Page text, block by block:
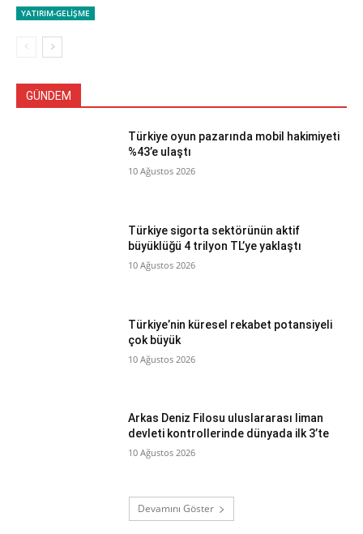
YATIRIM-GELİŞME
GÜNDEM
Türkiye oyun pazarında mobil hakimiyeti
%43’e ulaştı
10 Ağustos 2026
Türkiye sigorta sektörünün aktif
büyüklüğü 4 trilyon TL’ye yaklaştı
10 Ağustos 2026
Türkiye’nin küresel rekabet potansiyeli
çok büyük
10 Ağustos 2026
Arkas Deniz Filosu uluslararası liman
devleti kontrollerinde dünyada ilk 3’te
10 Ağustos 2026
Devamını Göster